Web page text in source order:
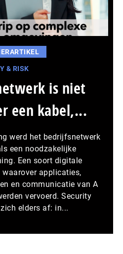
& RISK
is niet
een kabel,...
werd het bedrijfsnetwerk
een noodzakelijke
Een soort digitale
waarover applicaties,
en communicatie van A
vervoerd. Security
elders af: in...